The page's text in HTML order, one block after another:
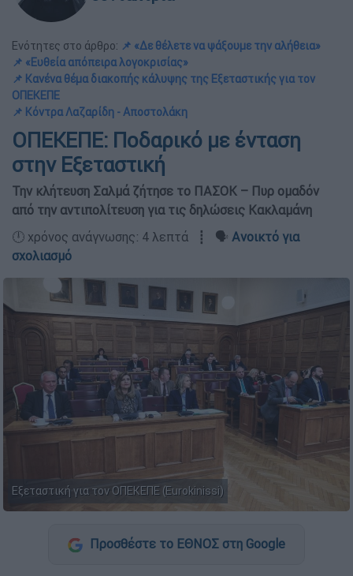
Ενότητες στο άρθρο: 📌 «Δε θέλετε να ψάξουμε την αλήθεια»
📌 «Ευθεία απόπειρα λογοκρισίας»
📌 Κανένα θέμα διακοπής κάλυψης της Εξεταστικής για τον
ΟΠΕΚΕΠΕ
📌 Κόντρα Λαζαρίδη - Αποστολάκη
ΟΠΕΚΕΠΕ: Ποδαρικό με ένταση
στην Εξεταστική
Την κλήτευση Σαλμά ζήτησε το ΠΑΣΟΚ – Πυρ ομαδόν
από την αντιπολίτευση για τις δηλώσεις Κακλαμάνη
🕛 χρόνος ανάγνωσης: 4 λεπτά ┋ 🗣️ Ανοικτό για
σχολιασμό
Εξεταστική για τον ΟΠΕΚΕΠΕ (Eurokinissi)
Προσθέστε το ΕΘΝΟΣ στη Google